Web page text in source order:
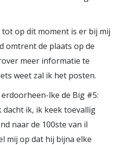
op dit moment is er bij mij
omtrent de plaats op de
meer informatie te
weet zal ik het posten.
lke de Big #5:
ik, ik keek toevallig
naar de 100ste van il
mij op dat hij bijna elke